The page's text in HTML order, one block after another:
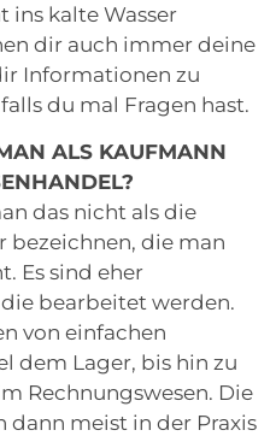
ins kalte Wasser
dir auch immer deine
Informationen zu
du mal Fragen hast.
ALS KAUFMANN
das nicht als die
bezeichnen, die man
Es sind eher
bearbeitet werden.
von einfachen
dem Lager, bis hin zu
Rechnungswesen. Die
dann meist in der Praxis